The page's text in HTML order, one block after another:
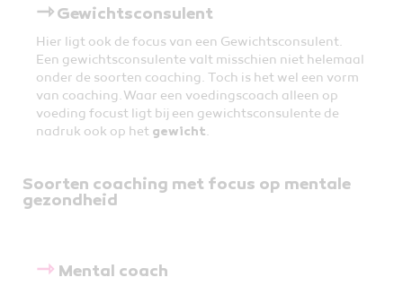
⇾Gewichtsconsulent
Hier ligt ook de focus van een Gewichtsconsulent.
Een gewichtsconsulente valt misschien niet helemaal
onder de soorten coaching. Toch is het wel een vorm
van coaching. Waar een voedingscoach alleen op
voeding focust ligt bij een gewichtsconsulente de
nadruk ook op het gewicht.
Soorten coaching met focus op mentale
gezondheid
⇾ Mental coach